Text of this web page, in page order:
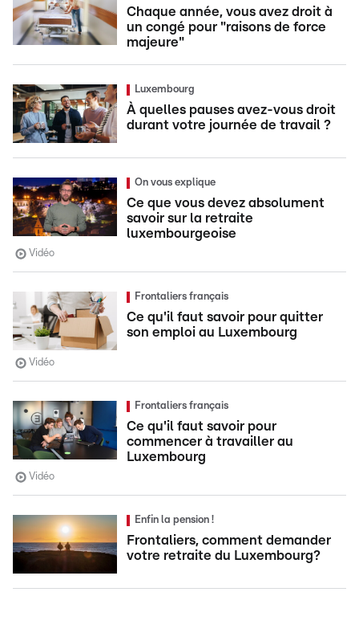
Chaque année, vous avez droit à
un congé pour "raisons de force
majeure"
Luxembourg
À quelles pauses avez-vous droit
durant votre journée de travail ?
On vous explique
Ce que vous devez absolument
savoir sur la retraite
luxembourgeoise
Vidéo
Frontaliers français
Ce qu'il faut savoir pour quitter
son emploi au Luxembourg
Vidéo
Frontaliers français
Ce qu'il faut savoir pour
commencer à travailler au
Luxembourg
Vidéo
Enfin la pension !
Frontaliers, comment demander
votre retraite du Luxembourg?